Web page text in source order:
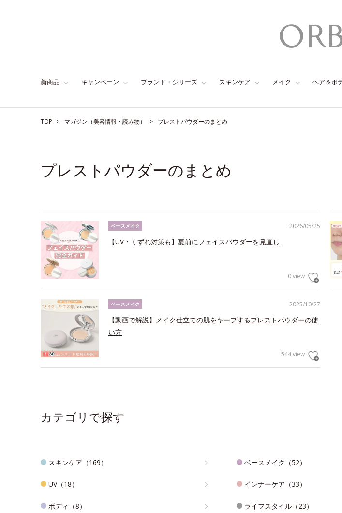
新商品 キャンペーン ブランド・シリーズ スキンケア メイク ヘア＆ボ
TOP マガジン（美容情報・読み物） プレストパウダーのまとめ
プレストパウダーのまとめ
2026/05/25
ベースメイク
【UV・くずれ対策も】夏前にフェイスパウダーを見直し
0 view
2025/10/27
ベースメイク
【動画で解説】メイク仕立ての肌をキープするプレストパウダーの使
い方
544 view
カテゴリで探す
スキンケア（169） ベースメイク（52）
UV（18） インナーケア（33）
ボディ（8） ライフスタイル（23）